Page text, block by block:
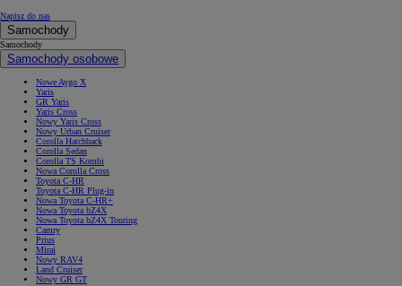
Napisz do nas
Samochody
Samochody
Samochody osobowe
Nowe Aygo X
Yaris
GR Yaris
Yaris Cross
Nowy Yaris Cross
Nowy Urban Cruiser
Corolla Hatchback
Corolla Sedan
Corolla TS Kombi
Nowa Corolla Cross
Toyota C-HR
Toyota C-HR Plug-in
Nowa Toyota C-HR+
Nowa Toyota bZ4X
Nowa Toyota bZ4X Touring
Camry
Prius
Mirai
Nowy RAV4
Land Cruiser
Nowy GR GT